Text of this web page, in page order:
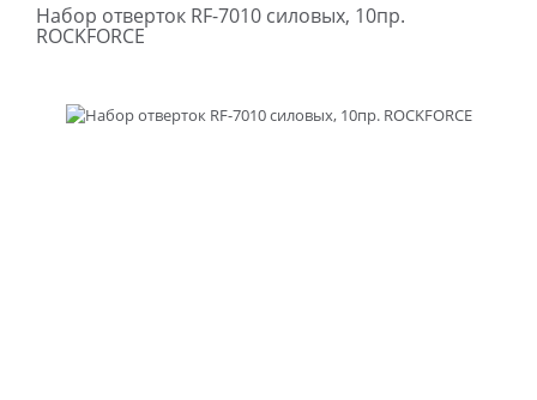
Набор отверток RF-7010 силовых, 10пр.
ROCKFORCE